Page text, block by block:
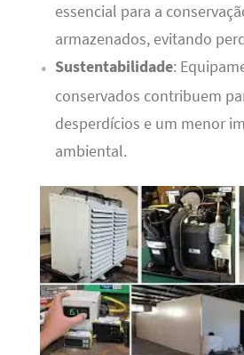
essencial para a
armazenados, evitando
Sustentabilidade:
conservados contribuem
desperdícios e um menor
ambiental.